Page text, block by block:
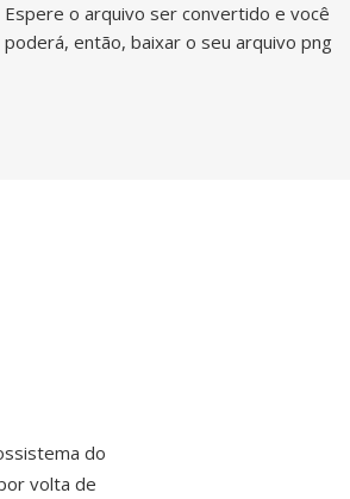
Espere o arquivo ser convertido e você
poderá, então, baixar o seu arquivo png
do
volta de